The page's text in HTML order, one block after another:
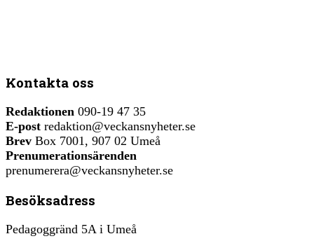
Kontakta oss
Redaktionen 090-19 47 35
E-post redaktion@veckansnyheter.se
Brev Box 7001, 907 02 Umeå
Prenumerationsärenden
prenumerera@veckansnyheter.se
Besöksadress
Pedagoggränd 5A i Umeå